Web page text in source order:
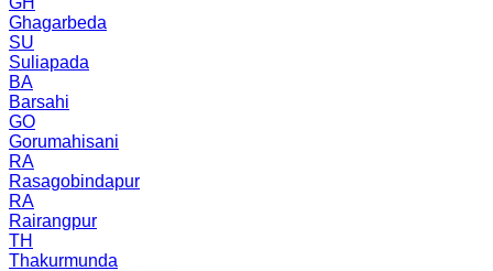
Ghagarbeda
SU
Suliapada
BA
Barsahi
GO
Gorumahisani
RA
Rasagobindapur
RA
Rairangpur
TH
Thakurmunda